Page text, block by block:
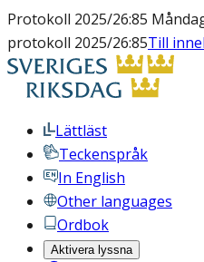
Protokoll 2025/26:85
protokoll 2025/26:85Till
Lättläst
Teckenspråk
In English
Other languages
Ordbok
Aktivera lyssna